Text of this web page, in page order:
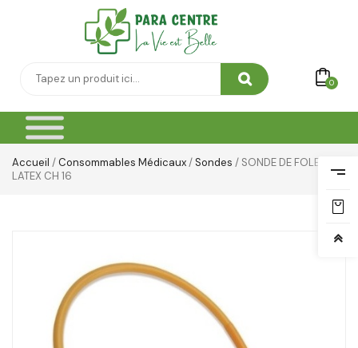
0
Accueil /Consommables Médicaux/Sondes / SONDE DE FOLEY EN
LATEX CH 16